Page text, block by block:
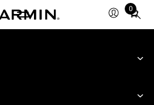
0
Total
items
cart: